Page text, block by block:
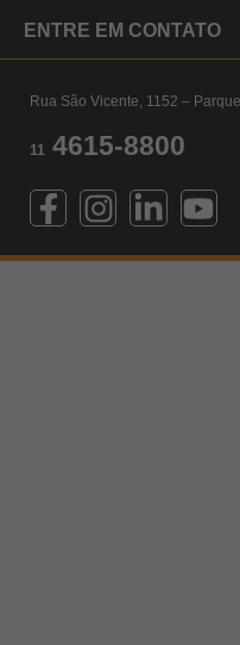
ENTRE EM CONTATO
Rua São Vicente, 1152 –
11 4615-8800